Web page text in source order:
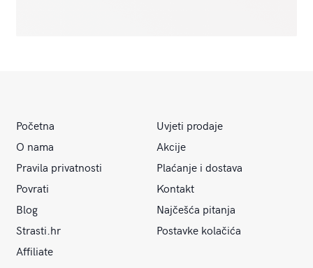
Početna
Uvjeti prodaje
O nama
Akcije
Pravila privatnosti
Plaćanje i dostava
Povrati
Kontakt
Blog
Najčešća pitanja
Strasti.hr
Postavke kolačića
Affiliate